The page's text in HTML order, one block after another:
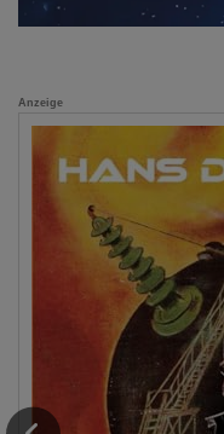
Anzeige